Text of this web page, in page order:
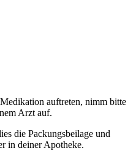
auftreten, nimm bitte
Arzt auf.
die Packungsbeilage und
in deiner Apotheke.